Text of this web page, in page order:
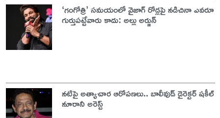
‘గంగోత్రి’ సమయంలో వైజాగ్ రోడ్లపై నడిచినా ఎవరూ
గుర్తుపట్టేవారు కాదు: అల్లు అర్జున్
నటిపై అత్యాచార ఆరోపణలు.. బాలీవుడ్ డైరెక్టర్ షకీల్
నూరానీ అరెస్ట్